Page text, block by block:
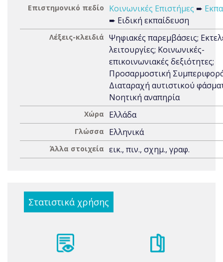
Επιστημονικό πεδίο Κοινωνικές Επιστήμες ➨
➨ Ειδική εκπαίδευση
Λέξεις-κλειδιά Ψηφιακές παρεμβάσεις;
λειτουργίες; Kοινωνικές-
επικοινωνιακές δεξιότητες;
Προσαρμοστική
Διαταραχή αυτιστικού
Νοητική αναπηρία
Χώρα Ελλάδα
Γλώσσα Ελληνικά
Άλλα στοιχεία εικ., πιν., σχημ., γραφ.
Στατιστικά χρήσης